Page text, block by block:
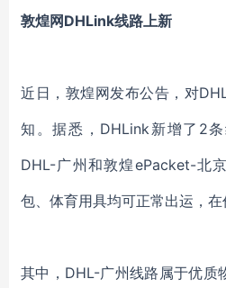
敦煌网DHLink线路上新
近日，敦煌网发布公告，对
知。据悉，DHLink新增了2
DHL-广州和敦煌ePacket-北
包、体育用具均可正常出运，在
其中，DHL-广州线路属于优质